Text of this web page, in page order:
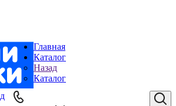
Главная
Каталог
Назад
Каталог